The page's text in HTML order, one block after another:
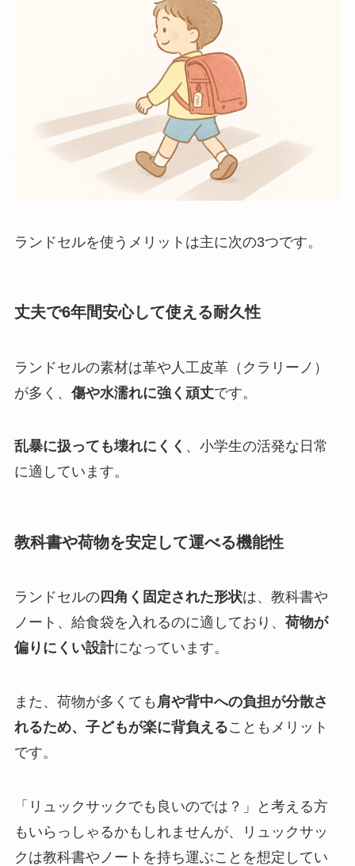
ランドセルを使うメリットは主に次の3つです。
丈夫で6年間安心して使える耐久性
ランドセルの素材は革や人工皮革（クラリーノ）
が多く、 傷や水濡れに強く頑丈です。
乱暴に扱っても壊れにくく 、小学生の活発な日常
に適しています。
教科書や荷物を安定して運べる機能性
ランドセルの四角く固定された形状は、教科書や
ノート、給食袋を入れるのに適しており、 荷物が
偏りにくい設計になっています。
また、荷物が多くても 肩や背中への負担が分散さ
れるため、子どもが楽に背負えることもメリット
です。
「リュックサックでも良いのでは？」と考える方
もいらっしゃるかもしれませんが、リュックサッ
クは教科書やノートを持ち運ぶことを想定してい